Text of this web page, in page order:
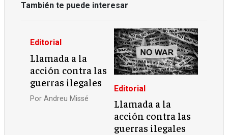
También te puede interesar
Editorial
Llamada a la
acción contra las
guerras ilegales
PorAndreu Missé
Editorial
Llamada a la
acción contra las
guerras ilegales